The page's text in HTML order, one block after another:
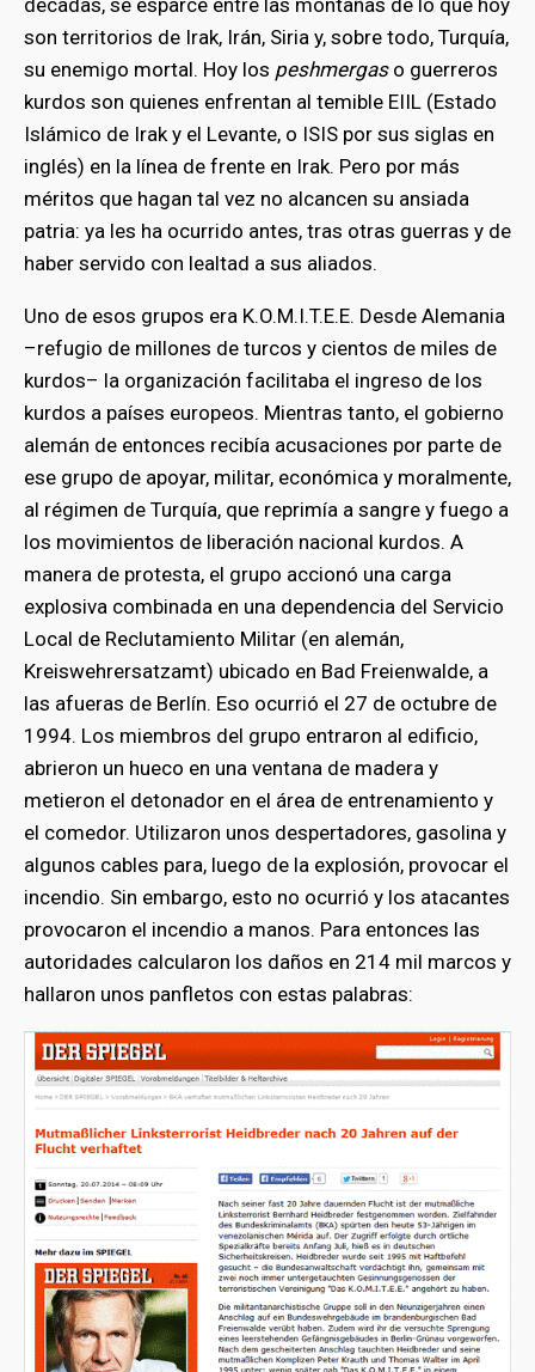
décadas, se esparce entre las montañas de lo que hoy
son territorios de Irak, Irán, Siria y, sobre todo, Turquía,
su enemigo mortal. Hoy los peshmergas o guerreros
kurdos son quienes enfrentan al temible EIIL (Estado
Islámico de Irak y el Levante, o ISIS por sus siglas en
inglés) en la línea de frente en Irak. Pero por más
méritos que hagan tal vez no alcancen su ansiada
patria: ya les ha ocurrido antes, tras otras guerras y de
haber servido con lealtad a sus aliados.
Uno de esos grupos era K.O.M.I.T.E.E. Desde Alemania
–refugio de millones de turcos y cientos de miles de
kurdos– la organización facilitaba el ingreso de los
kurdos a países europeos. Mientras tanto, el gobierno
alemán de entonces recibía acusaciones por parte de
ese grupo de apoyar, militar, económica y moralmente,
al régimen de Turquía, que reprimía a sangre y fuego a
los movimientos de liberación nacional kurdos. A
manera de protesta, el grupo accionó una carga
explosiva combinada en una dependencia del Servicio
Local de Reclutamiento Militar (en alemán,
Kreiswehrersatzamt) ubicado en Bad Freienwalde, a
las afueras de Berlín. Eso ocurrió el 27 de octubre de
1994. Los miembros del grupo entraron al edificio,
abrieron un hueco en una ventana de madera y
metieron el detonador en el área de entrenamiento y
el comedor. Utilizaron unos despertadores, gasolina y
algunos cables para, luego de la explosión, provocar el
incendio. Sin embargo, esto no ocurrió y los atacantes
provocaron el incendio a manos. Para entonces las
autoridades calcularon los daños en 214 mil marcos y
hallaron unos panfletos con estas palabras: